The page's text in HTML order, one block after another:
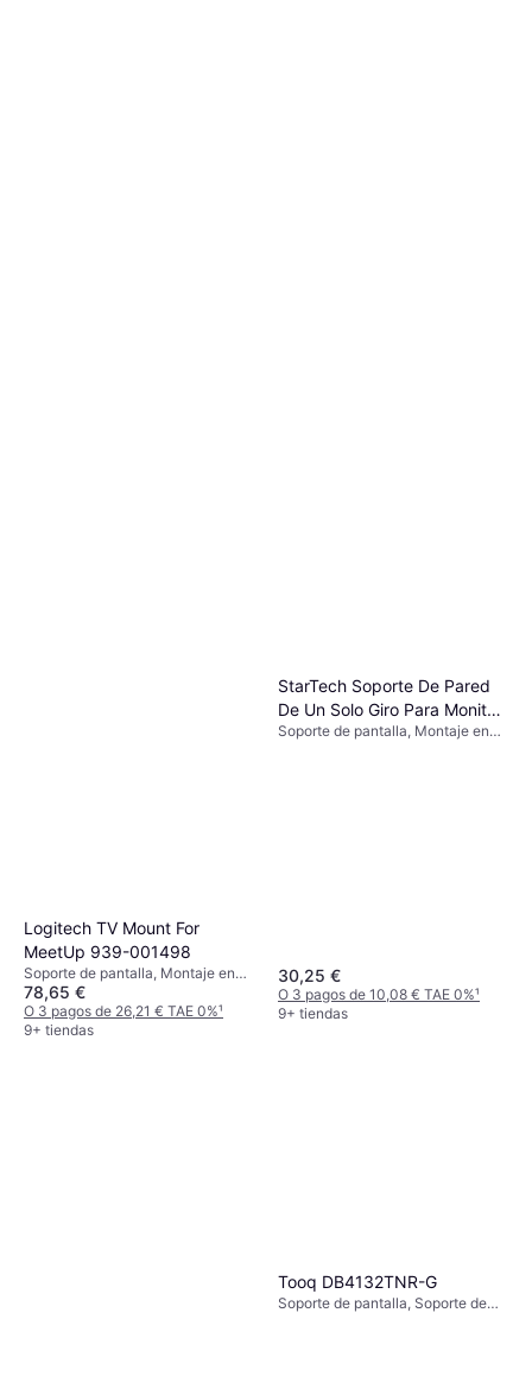
Logitech TV Mount For
MeetUp 939-001498
Soporte de pantalla, Montaje en
Pared
78,65 €
O 3 pagos de 26,21 € TAE 0%¹
9+ tiendas
StarTech Soporte De Pared
De Un Solo Giro Para Monitor
27 Pulgadas
Soporte de pantalla, Montaje en
30,25 €
O 3 pagos de 10,08 € TAE 0%¹
9+ tiendas
Tooq DB4132TNR-G
Soporte de pantalla, Soporte de